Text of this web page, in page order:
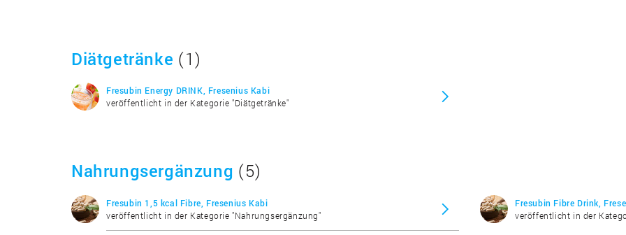
Diätgetränke (1)
Fresubin Energy DRINK, Fresenius Kabi
veröffentlicht in der Kategorie "Diätgetränke"
Nahrungsergänzung (5)
Fresubin 1,5 kcal Fibre, Fresenius Kabi
veröffentlicht in der Kategorie "Nahrungsergänzung"
Fresubin Fibre Drink,
veröffentlicht in der